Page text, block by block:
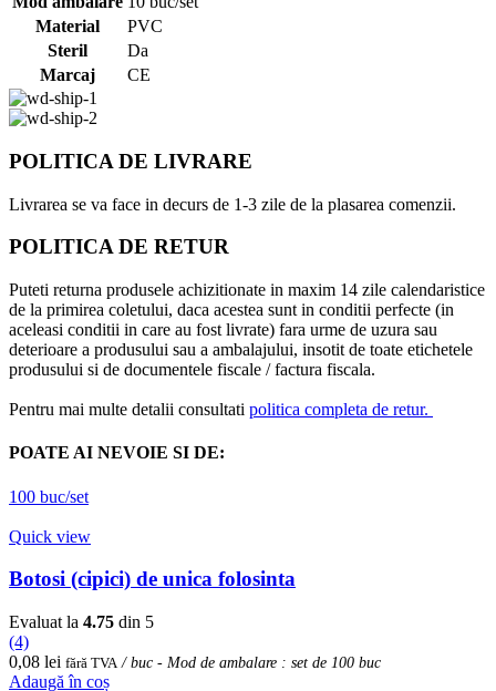
Material
PVC
Steril
Da
Marcaj
CE
POLITICA DE LIVRARE
Livrarea se va face in decurs de 1-3 zile de la plasarea comenzii.
POLITICA DE RETUR
Puteti returna produsele achizitionate in maxim 14 zile calendaristice
de la primirea coletului, daca acestea sunt in conditii perfecte (in
aceleasi conditii in care au fost livrate) fara urme de uzura sau
deterioare a produsului sau a ambalajului, insotit de toate etichetele
produsului si de documentele fiscale / factura fiscala.
Pentru mai multe detalii consultati politica completa de retur.
POATE AI NEVOIE SI DE:
100 buc/set
Quick view
Botosi (cipici) de unica folosinta
Evaluat la 4.75 din 5
(4)
0,08 lei fără TVA/ buc - Mod de ambalare : set de 100 buc
Adaugă în coș